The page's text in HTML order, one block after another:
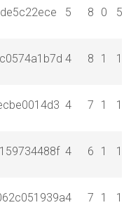
5 8 0 5
4 8 1 1
4 7 1 1
4 6 1 1
4 7 1 1